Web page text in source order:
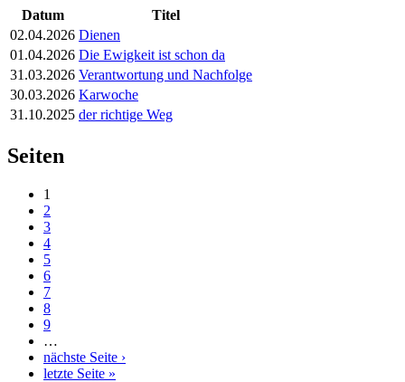
Datum
Titel
02.04.2026 Dienen
01.04.2026 Die Ewigkeit ist schon da
31.03.2026 Verantwortung und Nachfolge
30.03.2026 Karwoche
31.10.2025 der richtige Weg
Seiten
1
2
3
4
5
6
7
8
9
…
nächste Seite ›
letzte Seite »